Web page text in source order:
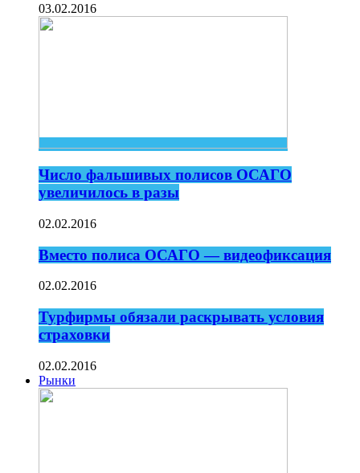
03.02.2016
Число фальшивых полисов ОСАГО
увеличилось в разы
02.02.2016
Вместо полиса ОСАГО — видеофиксация
02.02.2016
Турфирмы обязали раскрывать условия
страховки
02.02.2016
Рынки